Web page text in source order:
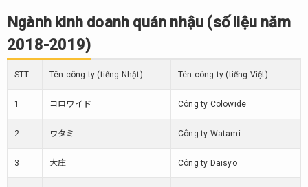
Ngành kinh doanh quán nhậu (số liệu năm
2018-2019)
STT Tên công ty (tiếng Nhật) Tên công ty (tiếng Việt)
1 コロワイド Công ty Colowide
2 ワタミ Công ty Watami
3 大庄 Công ty Daisyo